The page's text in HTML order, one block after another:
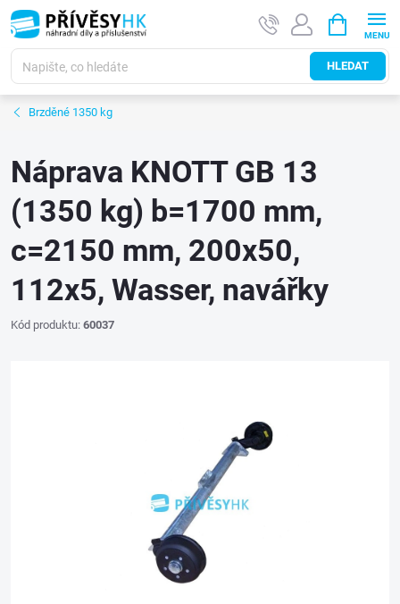
Přejít
na
obsah
HLEDAT
NÁKUPNÍ
KOŠÍK
Brzděné 1350 kg
Náprava KNOTT GB 13
(1350 kg) b=1700 mm,
c=2150 mm, 200x50,
112x5, Wasser, navářky
Kód produktu: 60037